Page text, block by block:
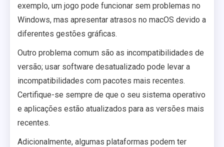
exemplo, um jogo pode funcionar sem problemas no
Windows, mas apresentar atrasos no macOS devido a
diferentes gestões gráficas.
Outro problema comum são as incompatibilidades de
versão; usar software desatualizado pode levar a
incompatibilidades com pacotes mais recentes.
Certifique-se sempre de que o seu sistema operativo
e aplicações estão atualizados para as versões mais
recentes.
Adicionalmente, algumas plataformas podem ter